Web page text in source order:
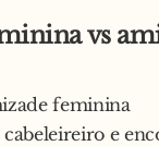
500€ pelo
pelo porco, mas
lhe vai levar
vs
feminina
cabeleireiro e